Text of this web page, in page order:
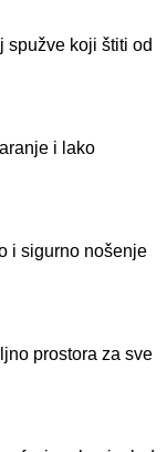
spužve koji štiti od
i lako
i sigurno nošenje
prostora za sve